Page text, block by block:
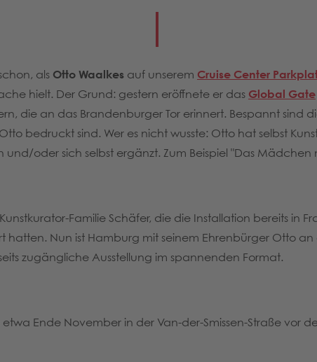
als Otto Waalkes auf unserem Cruise Center
hielt. Der Grund: gestern eröffnete er das Global Gate
die an das Brandenburger Tor erinnert. Bespannt sind
bedruckt sind. Wer es nicht wusste: Otto hat selbst
oder sich selbst ergänzt. Zum Beispiel "Das
Familie Schäfer, die die Installation bereits in
hatten. Nun ist Hamburg mit seinem Ehrenbürger Otto
zugängliche Ausstellung im spannenden Format.
Ende November in der Van-der-Smissen-Straße vor